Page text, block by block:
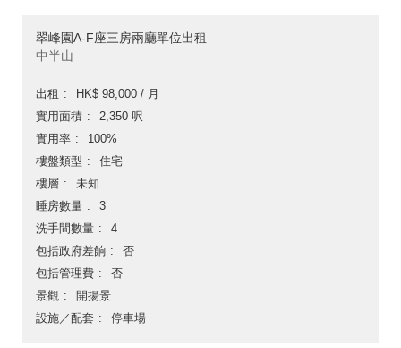
翠峰園A-F座三房兩廳單位出租
中半山
出租
HK$ 98,000 / 月
實用面積
2,350 呎
實用率
100%
樓盤類型
住宅
樓層
未知
睡房數量
3
洗手間數量
4
包括政府差餉
否
包括管理費
否
景觀
開揚景
設施／配套
停車場